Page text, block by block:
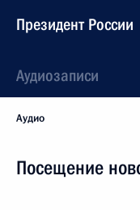
Президент России
Аудиозаписи
Аудио
Посещение